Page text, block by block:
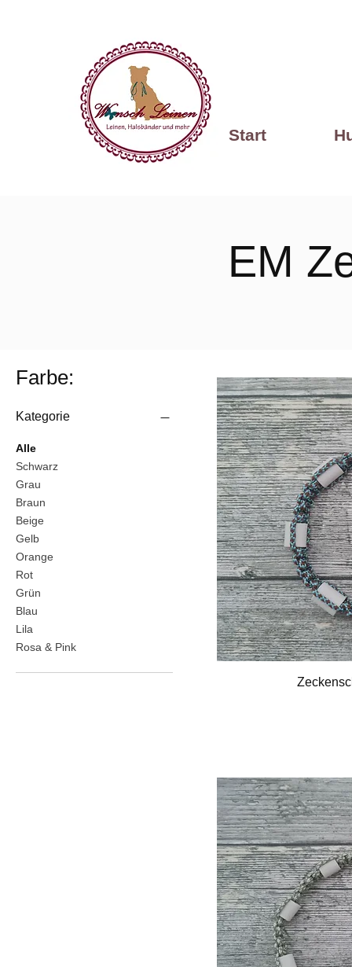
Start
EM
Farbe:
Kategorie
Alle
Schwarz
Grau
Braun
Beige
Gelb
Orange
Rot
Grün
Blau
Lila
Rosa & Pink